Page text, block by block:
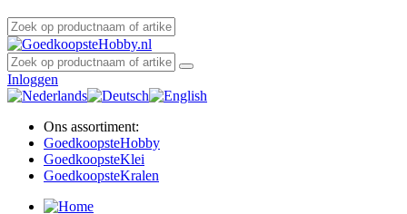
Inloggen
Ons assortiment:
GoedkoopsteHobby
GoedkoopsteKlei
GoedkoopsteKralen